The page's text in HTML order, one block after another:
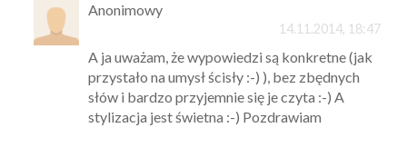
Anonimowy
14.11.2014, 18:47
A ja uważam, że wypowiedzi są konkretne (jak
przystało na umysł ścisły :-) ), bez zbędnych
słów i bardzo przyjemnie się je czyta :-) A
stylizacja jest świetna :-) Pozdrawiam